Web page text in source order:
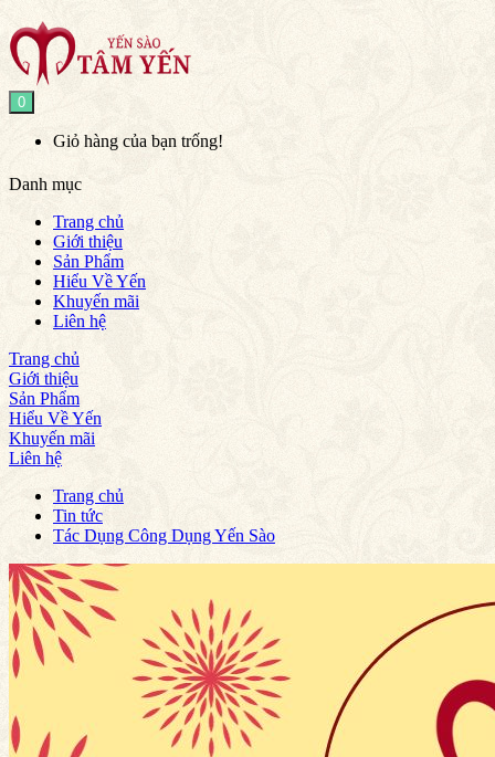
0
Giỏ hàng của bạn trống!
Danh mục
Trang chủ
Giới thiệu
Sản Phẩm
Hiểu Về Yến
Khuyến mãi
Liên hệ
Trang chủ
Giới thiệu
Sản Phẩm
Hiểu Về Yến
Khuyến mãi
Liên hệ
Trang chủ
Tin tức
Tác Dụng Công Dụng Yến Sào